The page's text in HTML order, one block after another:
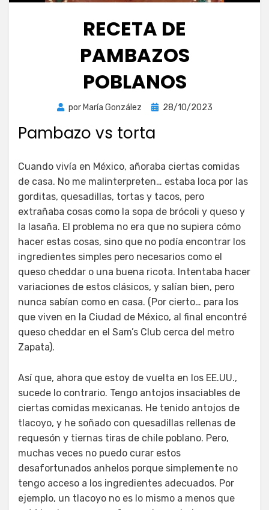
RECETA DE
PAMBAZOS
POBLANOS
por María González
Publicada
28/10/2023
Pambazo vs torta
Cuando vivía en México, añoraba ciertas comidas
de casa. No me malinterpreten… estaba loca por las
gorditas, quesadillas, tortas y tacos, pero
extrañaba cosas como la sopa de brócoli y queso y
la lasaña. El problema no era que no supiera cómo
hacer estas cosas, sino que no podía encontrar los
ingredientes simples pero necesarios como el
queso cheddar o una buena ricota. Intentaba hacer
variaciones de estos clásicos, y salían bien, pero
nunca sabían como en casa. (Por cierto… para los
que viven en la Ciudad de México, al final encontré
queso cheddar en el Sam’s Club cerca del metro
Zapata).
Así que, ahora que estoy de vuelta en los EE.UU.,
sucede lo contrario. Tengo antojos insaciables de
ciertas comidas mexicanas. He tenido antojos de
tlacoyo, y he soñado con quesadillas rellenas de
requesón y tiernas tiras de chile poblano. Pero,
muchas veces no puedo curar estos
desafortunados anhelos porque simplemente no
tengo acceso a los ingredientes adecuados. Por
ejemplo, un tlacoyo no es lo mismo a menos que